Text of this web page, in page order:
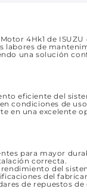
4Hk1 de
labores de
una solución
eficiente del
condiciones de
en una excelente
para mayor
correcta.
del
del
de repuestos de